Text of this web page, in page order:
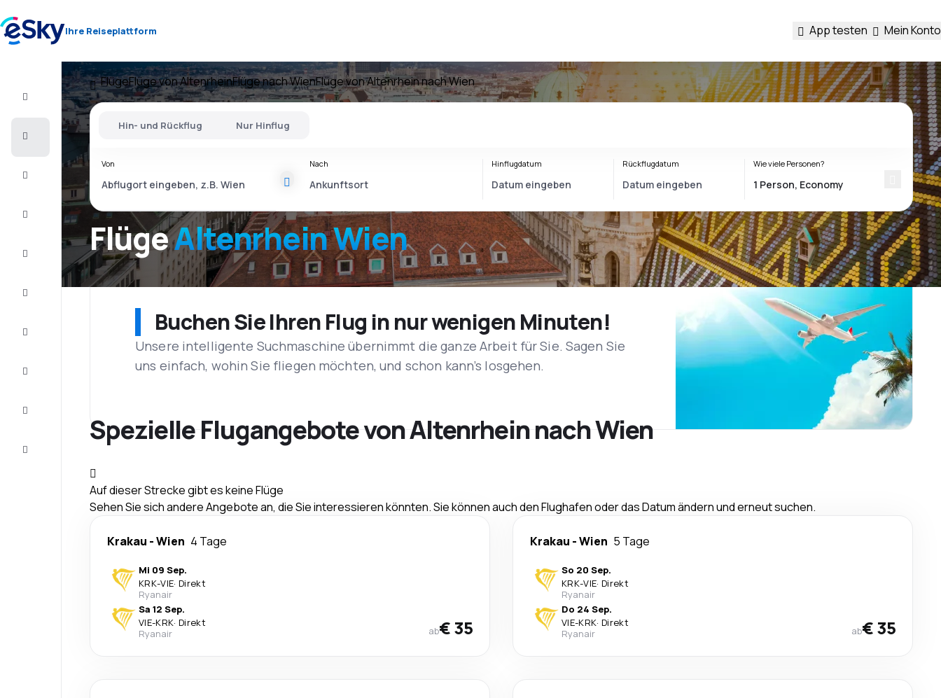
Ihre Reiseplattform App testen Mein Konto
Flug+Hotel
FlügeFlüge von AltenrheinFlüge nach WienFlüge von Altenrhein nach Wien
FlügeAltenrhein Wien
Hin- und Rückflug Nur Hinflug
Von Nach Hinflugdatum Rückflugdatum Wie viele Personen?
Buchen Sie Ihren Flug in nur wenigen Minuten!
Unsere intelligente Suchmaschine übernimmt die ganze Arbeit für Sie. Sagen Sie
uns einfach, wohin Sie fliegen möchten, und schon kann’s losgehen.
Spezielle Flugangebote von Altenrhein nach Wien
Auf dieser Strecke gibt es keine Flüge
Sehen Sie sich andere Angebote an, die Sie interessieren könnten. Sie können auch den Flughafen oder das Datum ändern und erneut suchen.
Krakau -Wien 4 Tage
Mi 09 Sep.
KRK-VIE· Direkt
Ryanair
Sa 12 Sep.
VIE-KRK· Direkt
Ryanair
ab€ 35
Krakau -Wien 5 Tage
So 20 Sep.
KRK-VIE· Direkt
Ryanair
Do 24 Sep.
VIE-KRK· Direkt
Ryanair
ab€ 35